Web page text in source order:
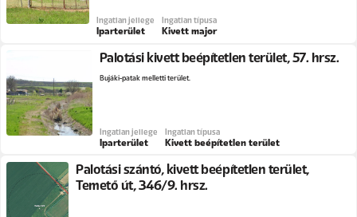
Ingatlan jellege
Iparterület
Ingatlan típusa
Kivett major
Palotási kivett beépítetlen terület, 57. hrsz.
Bujáki-patak melletti terület.
Ingatlan jellege
Iparterület
Ingatlan típusa
Kivett beépítetlen terület
Palotási szántó, kivett beépítetlen terület,
Temető út, 346/9. hrsz.